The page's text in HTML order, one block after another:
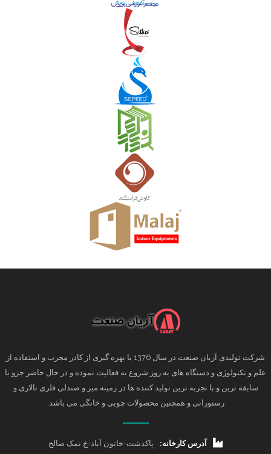
شرکت تولیدی آریان صنعت در سال 1376 با بهره گیری از کادر مجرب و استفاده از
علم و تکنولوژی و دستگاه های به روز شروع به فعالیت نموده و در حال حاضر جزو با
سابقه ترین و با تجربه ترین تولید کننده ها در زمینه میز و صندلی فلزی تالاری و
رستورانی و همچنین محصولات چوبی و خانگی می باشد.
آدرس کارخانه: پاکدشت-خاتون آباد-خ نمک صالح